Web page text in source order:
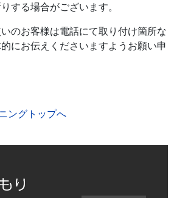
する場合がございます。
のお客様は電話にて取り付け箇所な
にお伝えくださいますようお願い申
ングトップへ